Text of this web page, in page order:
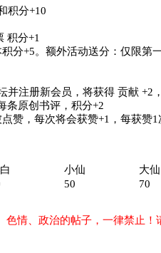
积分+10
积分+1
分+5。额外活动送分：仅限第
注册新会员，将获得 贡献 +2，
条原创书评，积分+2
赞，每次将会获赞+1，每获赞1
小仙 大仙
50 70
情、政治的帖子，一律禁止